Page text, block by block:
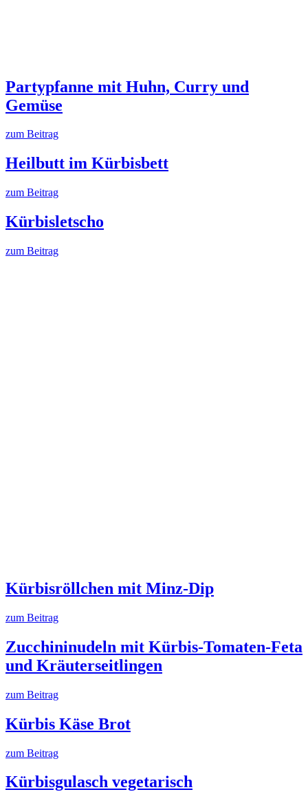
Partypfanne mit Huhn, Curry und
Gemüse
zum Beitrag
Heilbutt im Kürbisbett
zum Beitrag
Kürbisletscho
zum Beitrag
Kürbisröllchen mit Minz-Dip
zum Beitrag
Zucchininudeln mit Kürbis-Tomaten-Feta
und Kräuterseitlingen
zum Beitrag
Kürbis Käse Brot
zum Beitrag
Kürbisgulasch vegetarisch